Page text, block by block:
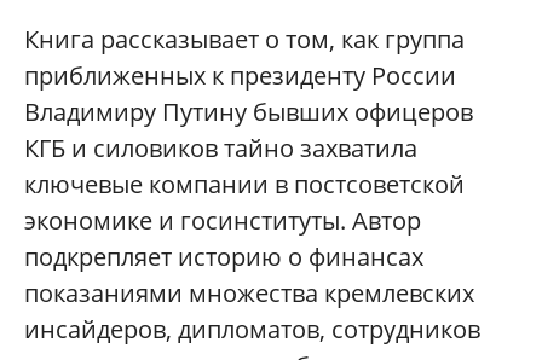
Книга рассказывает о том, как группа
приближенных к президенту России
Владимиру Путину бывших офицеров
КГБ и силовиков тайно захватила
ключевые компании в постсоветской
экономике и госинституты. Автор
подкрепляет историю о финансах
показаниями множества кремлевских
инсайдеров, дипломатов, сотрудников